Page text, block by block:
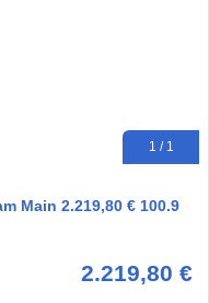
1 / 1
Main 2.219,80 € 100.9
2.219,80 €